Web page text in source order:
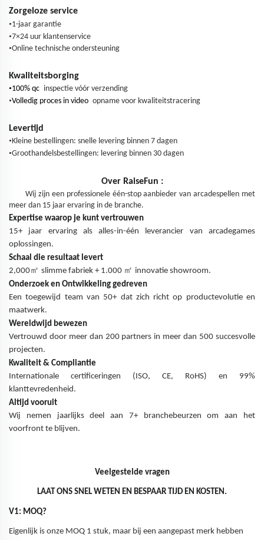
Zorgeloze service
•1-jaar garantie
•7×24 uur klantenservice
•Online technische ondersteuning
Kwaliteitsborging
•100% qc inspectie vóór verzending
•Volledig proces in video opname voor kwaliteitstracering
Levertijd
•Kleine bestellingen: snelle levering binnen 7 dagen
•Groothandelsbestellingen: levering binnen 30 dagen
Over RaiseFun :
Wij zijn een professionele één-stop aanbieder van arcadespellen met
meer dan 15 jaar ervaring in de branche.
Expertise waarop je kunt vertrouwen
15+ jaar ervaring als alles-in-één leverancier van arcadegames
oplossingen.
Schaal die resultaat levert
2,000㎡ slimme fabriek + 1.000 ㎡ innovatie showroom.
Onderzoek en Ontwikkeling gedreven
Een toegewijd team van 50+ dat zich richt op productevolutie en
maatwerk.
Wereldwijd bewezen
Vertrouwd door meer dan 200 partners in meer dan 500 succesvolle
projecten.
Kwaliteit & Compliantie
Internationale certificeringen (ISO, CE, RoHS) en 99%
klanttevredenheid.
Altijd vooruit
Wij nemen jaarlijks deel aan 7+ branchebeurzen om aan het
voorfront te blijven.
Veelgestelde vragen
LAAT ONS SNEL WETEN EN BESPAAR TIJD EN KOSTEN.
V1: MOQ?
Eigenlijk is onze MOQ 1 stuk, maar bij een aangepast merk hebben